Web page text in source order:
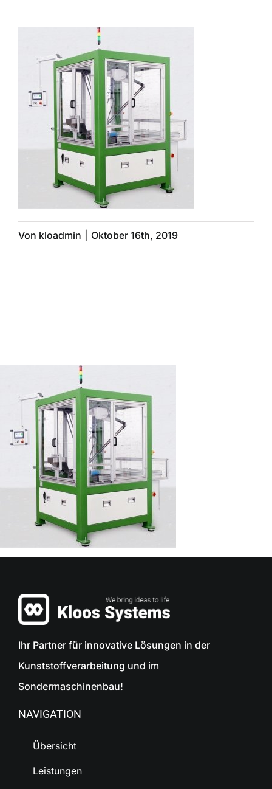
Maschinen
Anlagebau
Leistungen
Kontakt
Von kloadmin Oktober 16th, 2019
Ihr Partner für innovative Lösungen in der
Kunststoffverarbeitung und im
Sondermaschinenbau!
NAVIGATION
Übersicht
Leistungen